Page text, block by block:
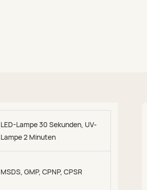
LED-Lampe 30 Sekunden, UV-
Lampe 2 Minuten
MSDS, GMP, CPNP, CPSR